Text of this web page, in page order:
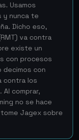
Usamos
y nunca te
Dicho eso,
va contra
existe un
con procesos
con
contra los
Al comprar,
no se hace
Jagex sobre